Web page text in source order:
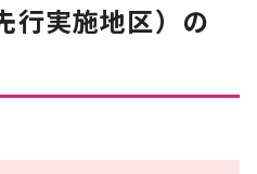
行実施地区）の